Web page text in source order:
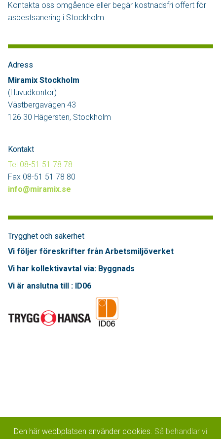
Den här webbplatsen använder cookies. Så behandlar vi
Kontakta oss omgående eller begär kostnadsfri offert för
asbestsanering i Stockholm.
Adress
Miramix Stockholm
(Huvudkontor)
Västbergavägen 43
126 30 Hägersten, Stockholm
Kontakt
Tel 08-51 51 78 78
Fax 08-51 51 78 80
info@miramix.se
Trygghet och säkerhet
Vi följer föreskrifter från Arbetsmiljöverket
Vi har kollektivavtal via: Byggnads
Vi är anslutna till : ID06